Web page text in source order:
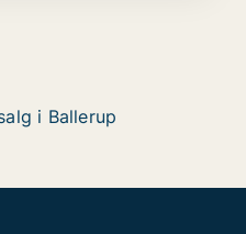
i Ballerup